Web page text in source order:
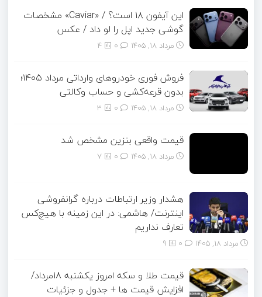
این آیفون ۱۸ است؟ / «Caviar» مشخصات
گوشی جدید اپل را لو داد / عکس
مرداد ۱۸, ۱۴۰۵ 4
فروش فوری خودروهای وارداتی مرداد ۱۴۰۵؛
بدون قرعه‌کشی و حساب وکالتی
مرداد ۱۸, ۱۴۰۵ 3
قیمت واقعی بنزین مشخص شد
مرداد ۱۸, ۱۴۰۵ 7
هشدار وزیر ارتباطات درباره گرانفروشی
اینترنت/ هاشمی: در این زمینه با هیچ‌کس
تعارف نداریم
مرداد ۱۸, ۱۴۰۵ 9
قیمت طلا و سکه امروز یکشنبه 18مرداد/
افزایش قیمت ها + جدول و جزئیات